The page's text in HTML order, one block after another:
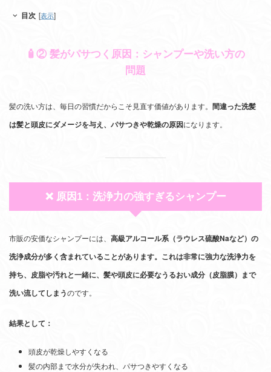
目次 [表示]
🧴② 髪がパサつく原因：シャンプーや洗い方の
問題
髪の洗い方は、毎日の習慣だからこそ見直す価値があります。 間違った洗髪
は髪と頭皮にダメージを与え、パサつきや乾燥の原因になります。
❌ 原因1：洗浄力の強すぎるシャンプー
市販の安価なシャンプーには、 高級アルコール系（ラウレス硫酸Naなど）の
洗浄成分が多く含まれていることがあります。これは非常に強力な洗浄力を
持ち、皮脂や汚れと一緒に、髪や頭皮に必要なうるおい成分（皮脂膜）まで
洗い流してしまうのです。
結果として：
頭皮が乾燥しやすくなる
髪の内部まで水分が失われ、パサつきやすくなる